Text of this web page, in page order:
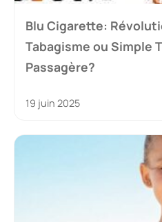
Blu Cigarette:
Tabagisme ou Simple
Passagère?
19 juin 2025